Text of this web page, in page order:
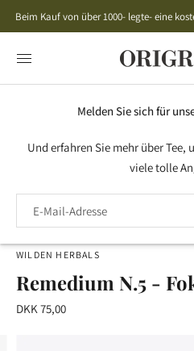
Beim Kauf von über 1000- legte- eine
WILDEN HERBALS
Remedium N.5 -
DKK 75,00
Melden Sie sich für
Und erfahren Sie mehr über Tee,
viele tolle